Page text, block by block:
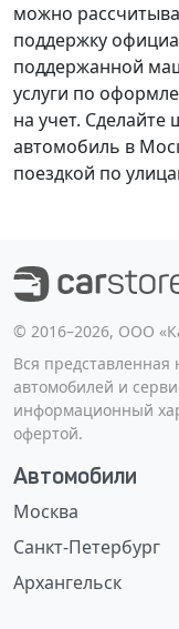
можно
поддержку
поддержанной
услуги по
на учет. Сделайте
автомобиль в
поездкой по
©️ 2016–2026, ООО
Вся
автомобилей и
информационный
офертой.
Автомобили
Москва
Санкт-Петербург
Архангельск